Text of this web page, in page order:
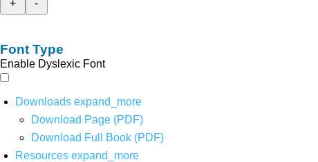
+
-
Font Type
Enable Dyslexic Font
Downloads expand_more
Download Page (PDF)
Download Full Book (PDF)
Resources expand_more